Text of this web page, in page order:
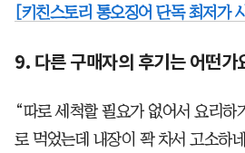
[키친스토리 통오징어 단독 최저가
9. 다른 구매자의 후기는 어떤가
“따로 세척할 필요가 없어서 요리하
로 먹었는데 내장이 꽉 차서 고소하